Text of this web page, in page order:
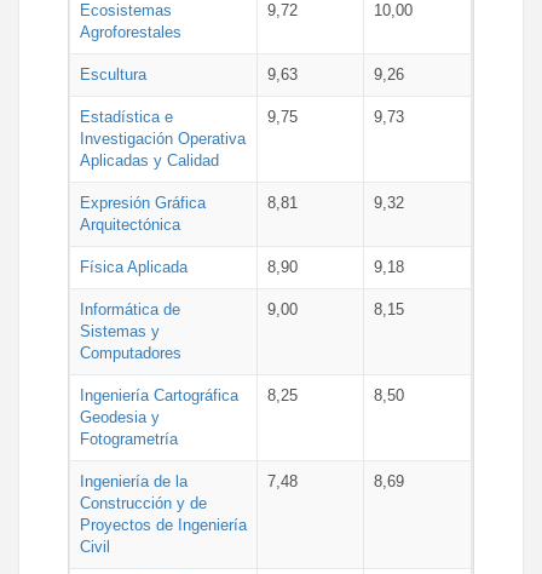
Ecosistemas
Agroforestales
9,72 10,00
Escultura 9,63 9,26
Estadística e
Investigación Operativa
Aplicadas y Calidad
9,75 9,73
Expresión Gráfica
Arquitectónica
8,81 9,32
Física Aplicada 8,90 9,18
Informática de
Sistemas y
Computadores
9,00 8,15
Ingeniería Cartográfica
Geodesia y
Fotogrametría
8,25 8,50
Ingeniería de la
Construcción y de
Proyectos de Ingeniería
Civil
7,48 8,69